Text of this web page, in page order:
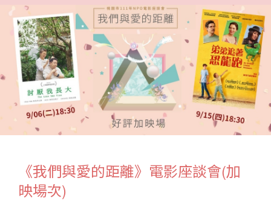
《我們與愛的距離》電影座談會(加
映場次)